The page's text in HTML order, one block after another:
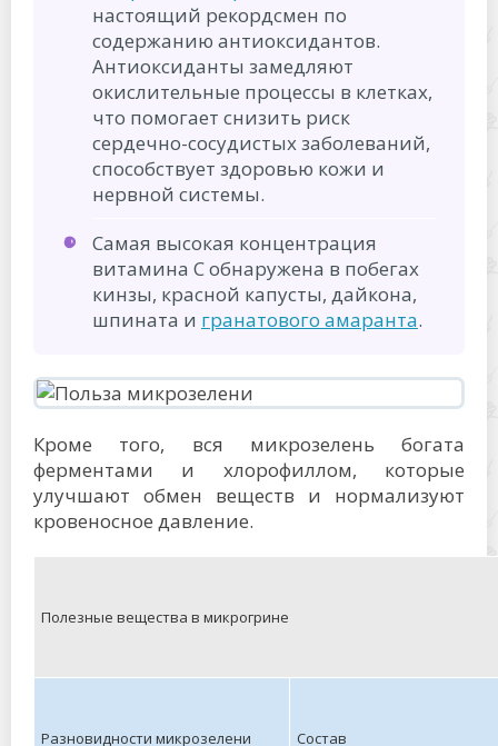
настоящий рекордсмен по
содержанию антиоксидантов.
Антиоксиданты замедляют
окислительные процессы в клетках,
что помогает снизить риск
сердечно-сосудистых заболеваний,
способствует здоровью кожи и
нервной системы.
Самая высокая концентрация
витамина С обнаружена в побегах
кинзы, красной капусты, дайкона,
шпината и гранатового амаранта.
Кроме того, вся микрозелень богата
ферментами и хлорофиллом, которые
улучшают обмен веществ и нормализуют
кровеносное давление.
Полезные вещества в микрогрине
Разновидности микрозелени Состав